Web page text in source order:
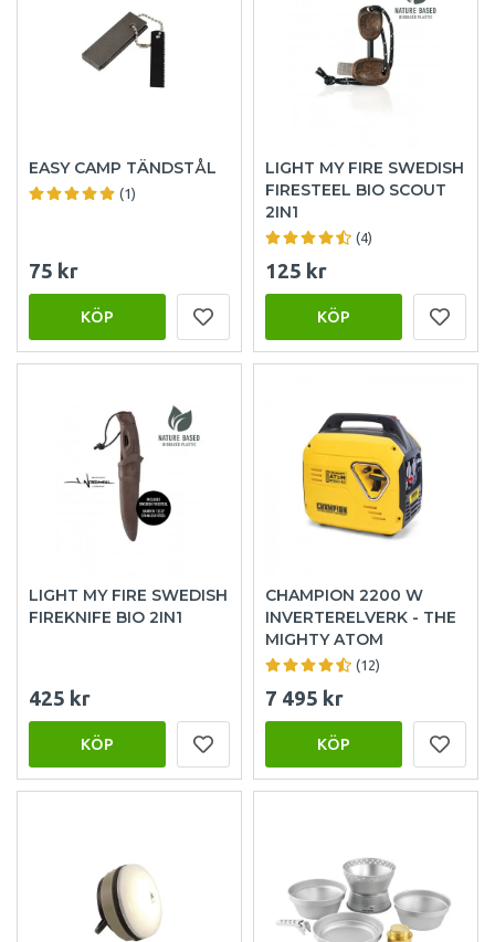
EASY CAMP TÄNDSTÅL
(1)
75 kr
KÖP
LIGHT MY FIRE SWEDISH
FIRESTEEL BIO SCOUT
2IN1
(4)
125 kr
KÖP
LIGHT MY FIRE SWEDISH
FIREKNIFE BIO 2IN1
425 kr
KÖP
CHAMPION 2200 W
INVERTERELVERK - THE
MIGHTY ATOM
(12)
7 495 kr
KÖP